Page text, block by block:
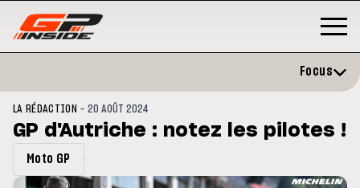
Focus
LA RÉDACTION -20 AOÛT 2024
GP d'Autriche : notez les pilotes !
Moto GP